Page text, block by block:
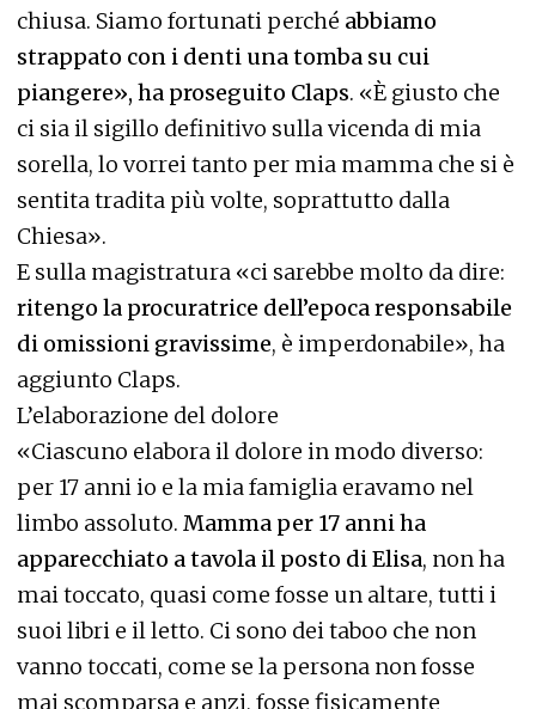
chiusa. Siamo fortunati perché abbiamo
strappato con i denti una tomba su cui
piangere», ha proseguito Claps. «È giusto che
ci sia il sigillo definitivo sulla vicenda di mia
sorella, lo vorrei tanto per mia mamma che si è
sentita tradita più volte, soprattutto dalla
Chiesa».
E sulla magistratura «ci sarebbe molto da dire:
ritengo la procuratrice dell’epoca responsabile
di omissioni gravissime, è imperdonabile», ha
aggiunto Claps.
L’elaborazione del dolore
«Ciascuno elabora il dolore in modo diverso:
per 17 anni io e la mia famiglia eravamo nel
limbo assoluto. Mamma per 17 anni ha
apparecchiato a tavola il posto di Elisa, non ha
mai toccato, quasi come fosse un altare, tutti i
suoi libri e il letto. Ci sono dei taboo che non
vanno toccati, come se la persona non fosse
mai scomparsa e anzi, fosse fisicamente